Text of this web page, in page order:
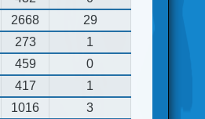
2668
29
273
1
459
0
417
1
1016
3